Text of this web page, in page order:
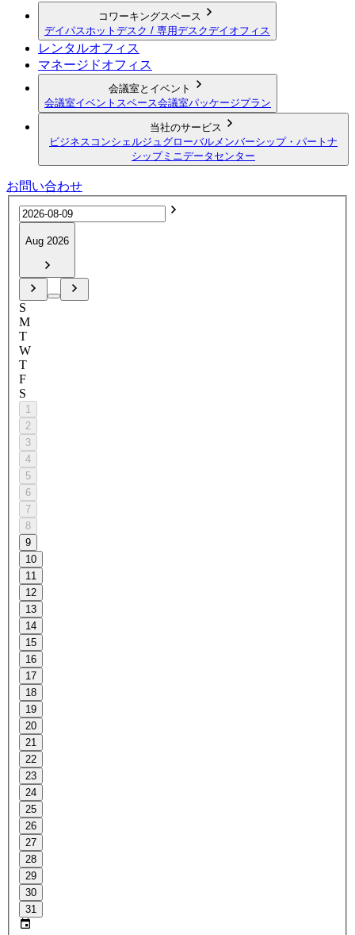
コワーキングスペース
デイパス ホットデスク / 専用デスクデイオフィス
レンタルオフィス
マネージドオフィス
会議室とイベント
会議室イベントスペース会議室パッケージプラン
当社のサービス
ビジネスコンシェルジュ グローバルメンバーシップ・パートナ
シップミニデータセンター
お問い合わせ
Aug 2026
S
M
T
W
T
F
S
1
2
3
4
5
6
7
8
9
10
11
12
13
14
15
16
17
18
19
20
21
22
23
24
25
26
27
28
29
30
31